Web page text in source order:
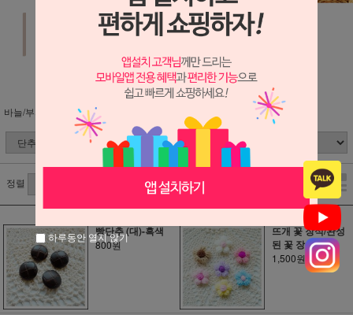
바늘/부자재 단추/라벨/와펜
정렬
빵단추 (대)-흑색
800원
뜨개 꽃 장식/완성
된 꽃 장식
1,500원
하루동안 열지 않기